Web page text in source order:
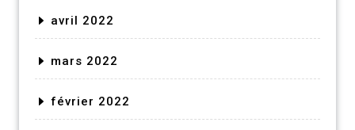
avril 2022
mars 2022
février 2022